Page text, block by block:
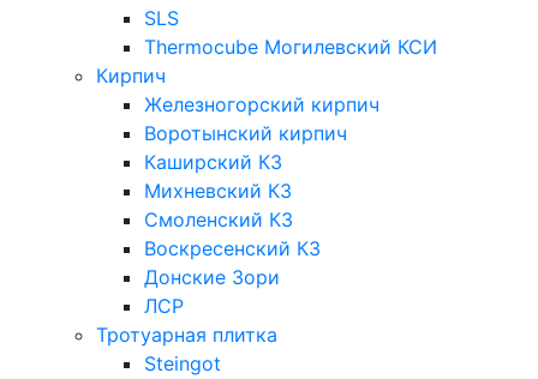
SLS
Thermocube Могилевский КСИ
Кирпич
Железногорский кирпич
Воротынский кирпич
Каширский КЗ
Михневский КЗ
Смоленский КЗ
Воскресенский КЗ
Донские Зори
ЛСР
Тротуарная плитка
Steingot